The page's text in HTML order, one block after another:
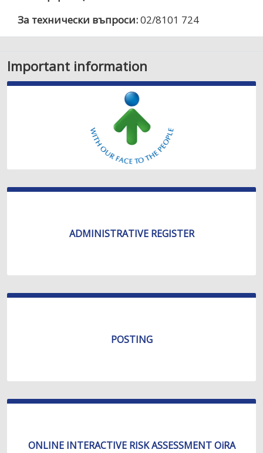
За технически въпроси:02/8101 724
Important information
ADMINISTRATIVE REGISTER
POSTING
ONLINE INTERACTIVE RISK ASSESSMENT OiRA